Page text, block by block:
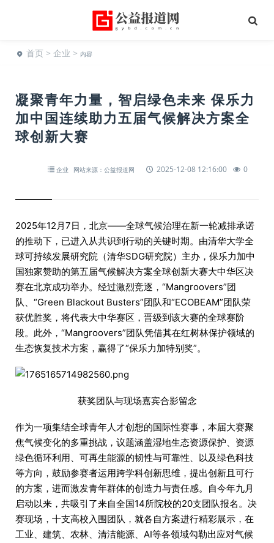
首页 > 企业 > 内容
凝聚青年力量，智启绿色未来 保乐力
加中国连续助力五届气候解决方案全
球创新大赛
企业 网站来源：公益报道网 2025-12-08 12:16:00 0
2025年12月7日，北京——全球气候治理在新一轮减排承诺
的推动下，已进入从共识到行动的关键时期。由清华大学全
球可持续发展研究院（清华SDG研究院）主办，保乐力加中
国独家赞助的第五届气候解决方案全球创新大赛大中华区决
赛在北京成功举办。经过激烈竞逐，“Mangroovers”团
队、“Green Blackout Busters”团队和“ECOBEAM”团队荣
获优胜奖，将代表大中华赛区，晋级到该大赛的全球赛阶
段。此外，“Mangroovers”团队凭借其在红树林保护领域的
生态恢复技术方案，赢得了“保乐力加特别奖”。
获奖团队与现场嘉宾合影留念
作为一项集结全球青年人才创想的国际性赛事，本届大赛聚
焦气候变化的多重挑战，议题涵盖湿地生态资源保护、资源
绿色循环利用、可再生能源的韧性与可靠性、以及绿色科技
等方向，鼓励参赛者运用跨学科创新思维，提出创新且可行
的方案，进而激发青年群体的创造力与责任感。自今年九月
启动以来，共吸引了来自全国14所院校的20支团队报名。决
赛现场，十支高校入围团队，就各自方案进行精彩展示，在
工业、建筑、农林、清洁能源、AI等各领域勾勒出应对气候